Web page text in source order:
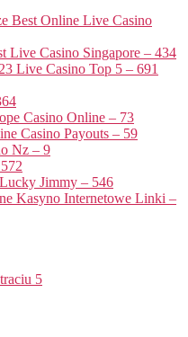
Best Online Live Casino
Live Casino Singapore – 434
Live Casino Top 5 – 691
Casino Online – 73
Casino Payouts – 59
Nz – 9
Jimmy – 546
Kasyno Internetowe Linki –
5